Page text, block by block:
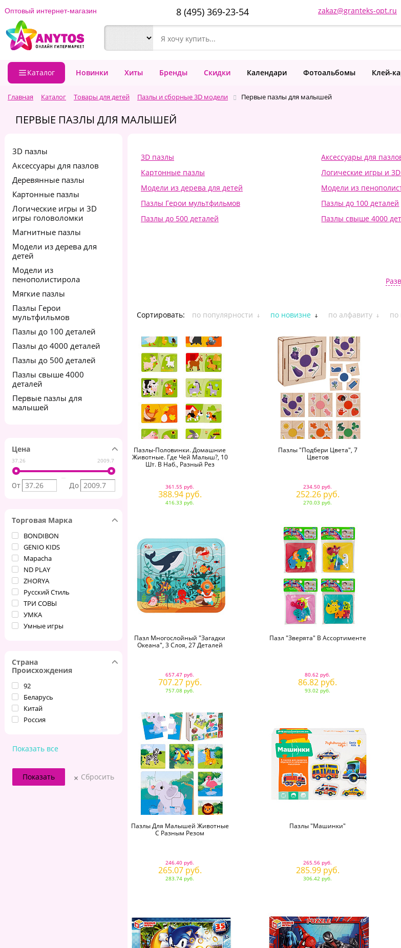
Оптовый интернет-магазин 8 (495) 369-23-54 zakaz@granteks-opt.ru
Каталог Новинки Хиты Бренды Скидки Календари Фотоальбомы Клей-
Главная Каталог Товары для детей Пазлы и сборные 3D модели Первые пазлы для малышей
ПЕРВЫЕ ПАЗЛЫ ДЛЯ МАЛЫШЕЙ
3D пазлы
Аксессуары для пазлов
Деревянные пазлы
Картонные пазлы
Логические игры и 3D
игры головоломки
Магнитные пазлы
Модели из дерева для
детей
Модели из
пенополистирола
Мягкие пазлы
Пазлы Герои
мультфильмов
Пазлы до 100 деталей
Пазлы до 4000 деталей
Пазлы до 500 деталей
Пазлы свыше 4000
деталей
Первые пазлы для
малышей
Цена
37.26 2009.7
От До
Торговая Марка
BONDIBON
GENIO KIDS
Mapacha
ND PLAY
ZHORYA
Русский Стиль
ТРИ СОВЫ
УМКА
Умные игры
Страна
Происхождения
92
Беларусь
Китай
Россия
Показать все
Сбросить
3D пазлы Аксессуары для
Картонные пазлы
Логические игры и
Модели из дерева для детей
Модели из
Пазлы Герои мультфильмов
Пазлы до 100 деталей
Пазлы до 500 деталей
Пазлы свыше 4000
Сортировать:
по популярности по новизне по алфавиту по
Пазлы-Половинки. Домашние
Животные. Где Чей Малыш?, 10
Шт. В Наб., Разный Рез
361.55 руб.
388.94 руб.
416.33 руб.
Пазлы "Подбери Цвета", 7
Цветов
234.50 руб.
252.26 руб.
270.03 руб.
Пазл Многослойный "Загадки
Океана", 3 Слоя, 27 Деталей
657.47 руб.
707.27 руб.
757.08 руб.
Пазл "Зверята" В Ассортименте
80.62 руб.
86.82 руб.
93.02 руб.
Пазлы Для Малышей Животные
С Разным Резом
246.40 руб.
265.07 руб.
283.74 руб.
Пазлы "Машинки"
265.56 руб.
285.99 руб.
306.42 руб.